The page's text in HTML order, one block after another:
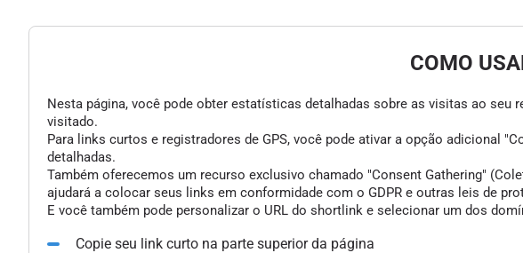
COMO
Nesta página, você pode obter estatísticas detalhadas sobre as visitas ao
visitado.
Para links curtos e registradores de GPS, você pode ativar a opção adicional
detalhadas.
Também oferecemos um recurso exclusivo chamado "Consent Gathering"
ajudará a colocar seus links em conformidade com o GDPR e outras leis de
E você também pode personalizar o URL do shortlink e selecionar um dos
Copie seu link curto na parte superior da página